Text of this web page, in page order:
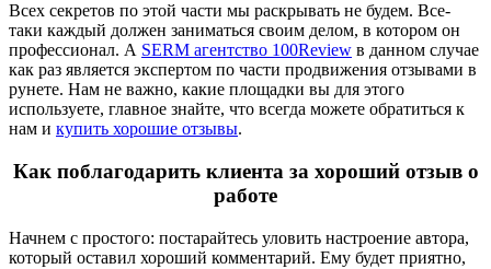
Всех секретов по этой части мы раскрывать не будем. Все-
таки каждый должен заниматься своим делом, в котором он
профессионал. А SERM агентство 100Review в данном случае
как раз является экспертом по части продвижения отзывами в
рунете. Нам не важно, какие площадки вы для этого
используете, главное знайте, что всегда можете обратиться к
нам и купить хорошие отзывы.
Как поблагодарить клиента за хороший отзыв о
работе
Начнем с простого: постарайтесь уловить настроение автора,
который оставил хороший комментарий. Ему будет приятно,